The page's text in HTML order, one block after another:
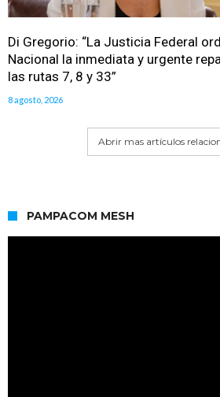
Di Gregorio: “La Justicia Federal
Nacional la inmediata y urgente
las rutas 7, 8 y 33”
8 agosto, 2026
Abrir mas artículos
PAMPACOM MESH